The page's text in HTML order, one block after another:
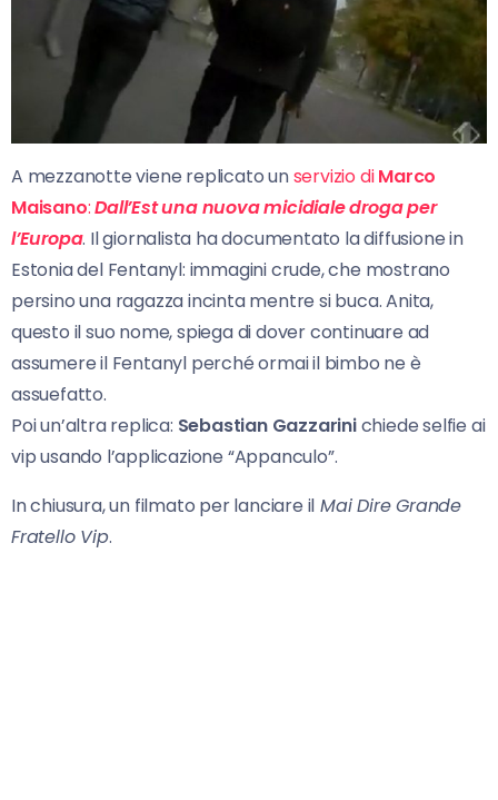
A mezzanotte viene replicato unservizio diMarco
Maisano:Dall’Est una nuova micidiale droga per
l’Europa. Il giornalista ha documentato la diffusione in
Estonia del Fentanyl: immagini crude, che mostrano
persino una ragazza incinta mentre si buca. Anita,
questo il suo nome, spiega di dover continuare ad
assumere il Fentanyl perché ormai il bimbo ne è
assuefatto.
Poi un’altra replica: Sebastian Gazzarinichiede selfie ai
vip usando l’applicazione “Appanculo”.
In chiusura, un filmato per lanciare il Mai Dire Grande
Fratello Vip.